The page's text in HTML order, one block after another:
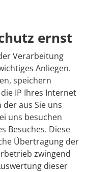
ernst
Verarbeitung
Anliegen.
speichern
IP Ihres Internet
aus Sie uns
uns besuchen
Besuches. Diese
Übertragung der
zwingend
dieser